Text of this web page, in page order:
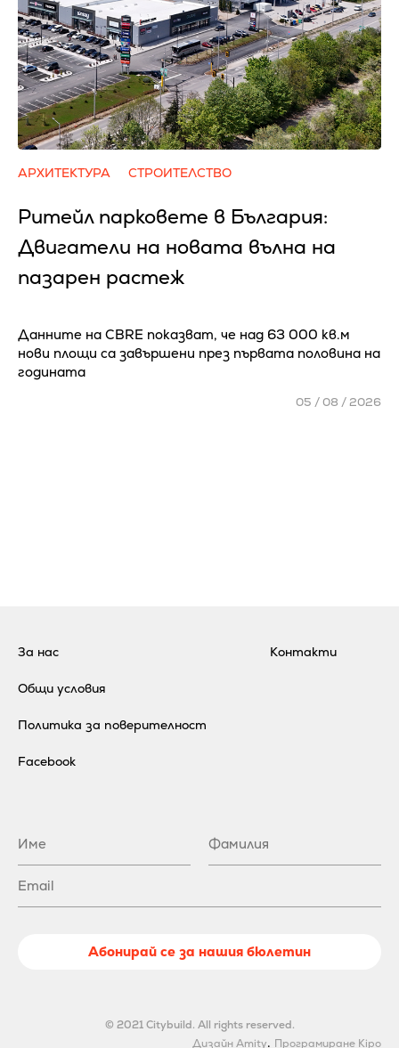
АРХИТЕКТУРА СТРОИТЕЛСТВО
Ритейл парковете в България:
Двигатели на новата вълна на
пазарен растеж
Данните на CBRE показват, че над 63 000 кв.м
нови площи са завършени през първата половина на
годината
05 / 08 / 2026
За нас
Общи условия
Политика за поверителност
Контакти
Facebook
Абонирай се за нашия бюлетин
© 2021 Citybuild. All rights reserved.
Дизайн Amity. Програмиране Kipo